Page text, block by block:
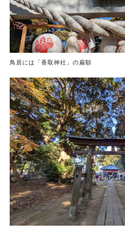
鳥居には「香取神社」の扁額
人気のキーワ
#ラーメン#ショッピング #カフェ #スイー
#イベント#公園 #教えたい／教えて投稿記
#教えたい/こんなの見つけた